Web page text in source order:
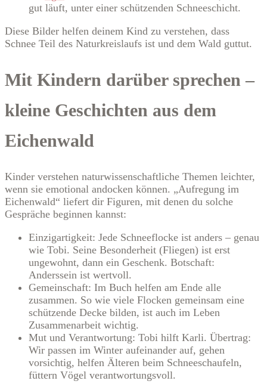
gut läuft, unter einer schützenden Schneeschicht.
Diese Bilder helfen deinem Kind zu verstehen, dass
Schnee Teil des Naturkreislaufs ist und dem Wald guttut.
Mit Kindern darüber sprechen –
kleine Geschichten aus dem
Eichenwald
Kinder verstehen naturwissenschaftliche Themen leichter,
wenn sie emotional andocken können. „Aufregung im
Eichenwald“ liefert dir Figuren, mit denen du solche
Gespräche beginnen kannst:
Einzigartigkeit: Jede Schneeflocke ist anders – genau
wie Tobi. Seine Besonderheit (Fliegen) ist erst
ungewohnt, dann ein Geschenk. Botschaft:
Anderssein ist wertvoll.
Gemeinschaft: Im Buch helfen am Ende alle
zusammen. So wie viele Flocken gemeinsam eine
schützende Decke bilden, ist auch im Leben
Zusammenarbeit wichtig.
Mut und Verantwortung: Tobi hilft Karli. Übertrag:
Wir passen im Winter aufeinander auf, gehen
vorsichtig, helfen Älteren beim Schneeschaufeln,
füttern Vögel verantwortungsvoll.